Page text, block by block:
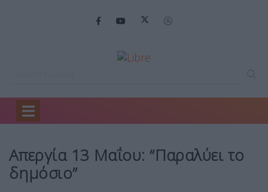
Home
Απεργία 13 Μαΐου: “Παραλύει το
δημόσιο”